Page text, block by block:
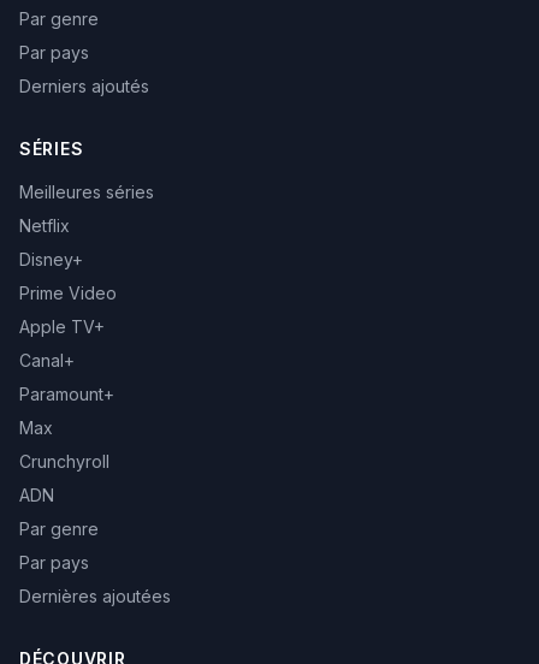
Par genre
Par pays
Derniers ajoutés
SÉRIES
Meilleures séries
Netflix
Disney+
Prime Video
Apple TV+
Canal+
Paramount+
Max
Crunchyroll
ADN
Par genre
Par pays
Dernières ajoutées
DÉCOUVRIR